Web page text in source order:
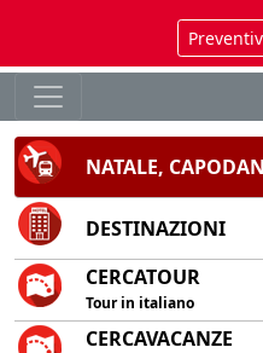
NATALE,
DESTINAZIONI
CERCATOUR
Tour in italiano
CERCAVACANZE